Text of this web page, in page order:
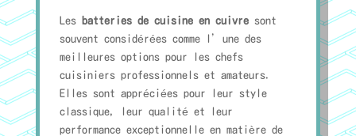
Les batteries de cuisine en cuivresont
souvent considérées comme l’une des
meilleures options pour les chefs
cuisiniers professionnels et amateurs.
Elles sont appréciées pour leur style
classique, leur qualité et leur
performance exceptionnelle en matière de